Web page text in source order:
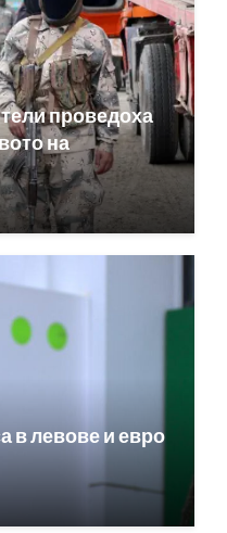
проведоха
на
в левове и евро